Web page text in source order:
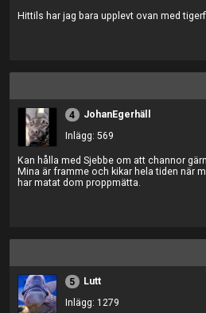
Hittils har jag bara upplevt ovan med
4
JohanEgerhäll
Inlägg: 569
Kan hålla med Sjebbe om att channor
Mina är framme och kikar hela tiden när
har matat dom proppmätta.
5
Lutt
Inlägg: 1279